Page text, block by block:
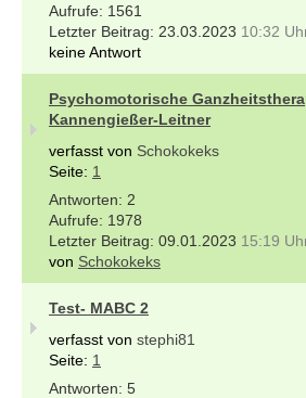
1561
23.03.2023 10:32
keine Antwort
Psychomotorische
Kannengießer-Leitner
verfasst von Schokokeks
Seite: 1
2
1978
09.01.2023 15:19
von Schokokeks
Test- MABC 2
verfasst von stephi81
Seite: 1
5